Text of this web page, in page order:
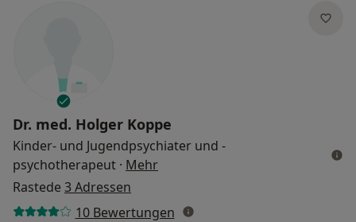
Dr. med. Holger Koppe
Kinder- und Jugendpsychiater und -
psychotherapeut · Mehrüber Spezialisierungen
Rastede 3 Adressen
10 Bewertungen